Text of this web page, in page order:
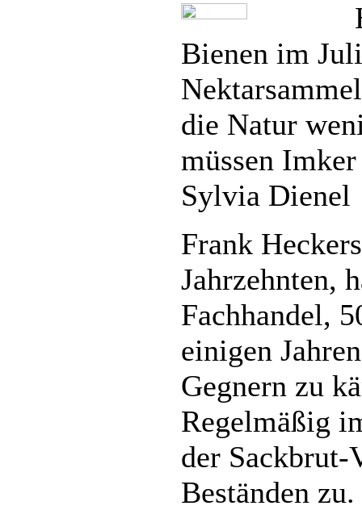
Bienen im
die Natur
müssen
Sylvia Dienel
Frank
Jahrzehnten,
Fachhandel,
einigen
Gegnern zu
Regelmäßig
der Sackbrut-
Beständen